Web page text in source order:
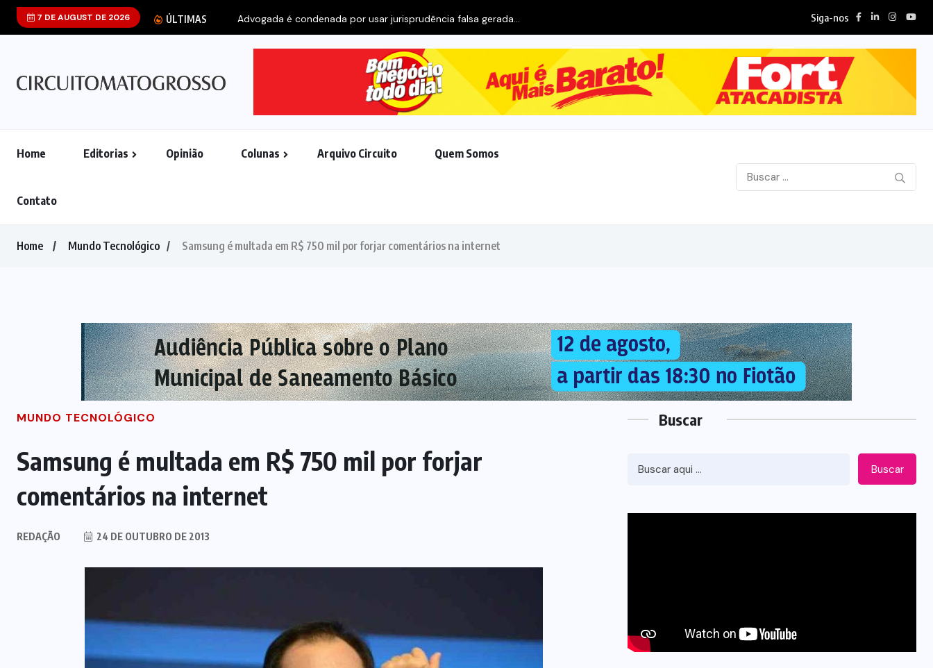
7 DE AUGUST DE 2026 ÚLTIMAS Siga-nos
Home Editorias Opinião Colunas Arquivo Circuito Quem Somos
Contato
Home Mundo Tecnológico Samsung é multada em R$ 750 mil por forjar comentários na internet
MUNDO TECNOLÓGICO
Samsung é multada em R$ 750 mil por forjar
comentários na internet
REDAÇÃO 24 DE OUTUBRO DE 2013
Buscar
Buscar